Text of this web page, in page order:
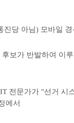
진당 아님) 모바일
가 반발하여 이루
문가가 "선거 시스
에서